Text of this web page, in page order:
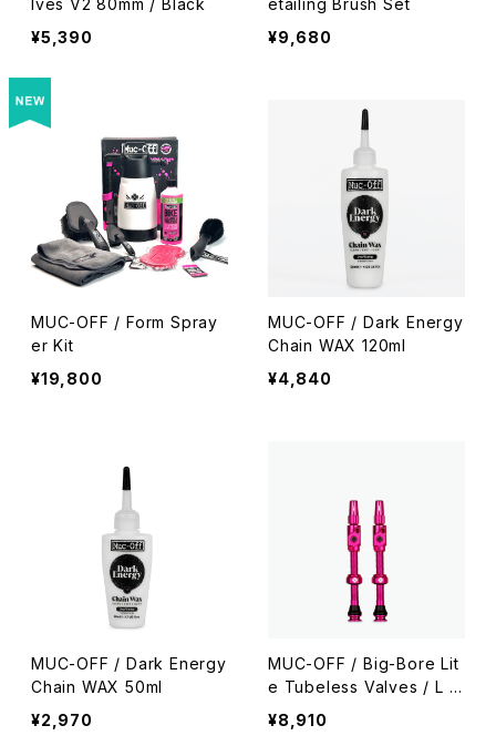
lves V2 80mm / Black
¥5,390
etailing Brush Set
¥9,680
MUC-OFF / Form Spray
er Kit
¥19,800
MUC-OFF / Dark Energy
Chain WAX 120ml
¥4,840
MUC-OFF / Dark Energy
Chain WAX 50ml
¥2,970
MUC-OFF / Big-Bore Lit
e Tubeless Valves / L /
Pink
¥8,910